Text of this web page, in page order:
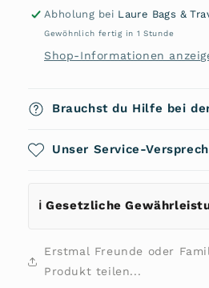
47103
47103
Abholung bei Laure Bags &
Gewöhnlich fertig in 1 Stunde
Shop-Informationen
Brauchst du Hilfe bei
Unser Service-
ℹ️ Gesetzliche
Erstmal Freunde oder
Produkt teilen...